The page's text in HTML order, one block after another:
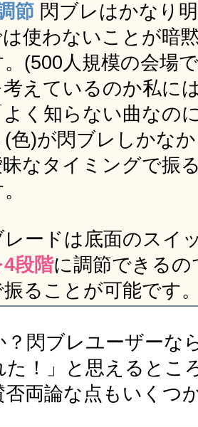
節閃ブレはかなり
使わないことが暗
(500人規模の会場
えているのか私に
よく知らない曲なの
色)が閃ブレしかな
なタイミングで振
レードは底面のスイ
段階に調節できるの
ることが可能です
？閃ブレユーザーな
た！」と思えるとこ
否両論な点もいくつ